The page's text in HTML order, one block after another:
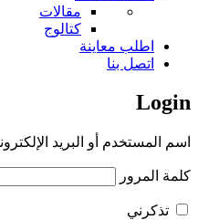
مقالات
كتالوج
اطلب معاينة
اتصل بنا
Login
اسم المستخدم أو البريد
كلمة المرور
تذكرني